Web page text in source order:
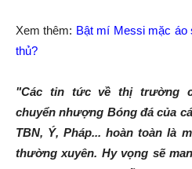
Xem thêm: Bật mí Messi mặc áo
thủ?
"Các tin tức về thị trường
chuyển nhượng Bóng đá của
TBN, Ý, Pháp... hoàn toàn là
thường xuyên. Hy vọng sẽ